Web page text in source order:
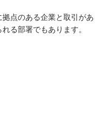
点のある企業と取引があ
る部署でもあります。